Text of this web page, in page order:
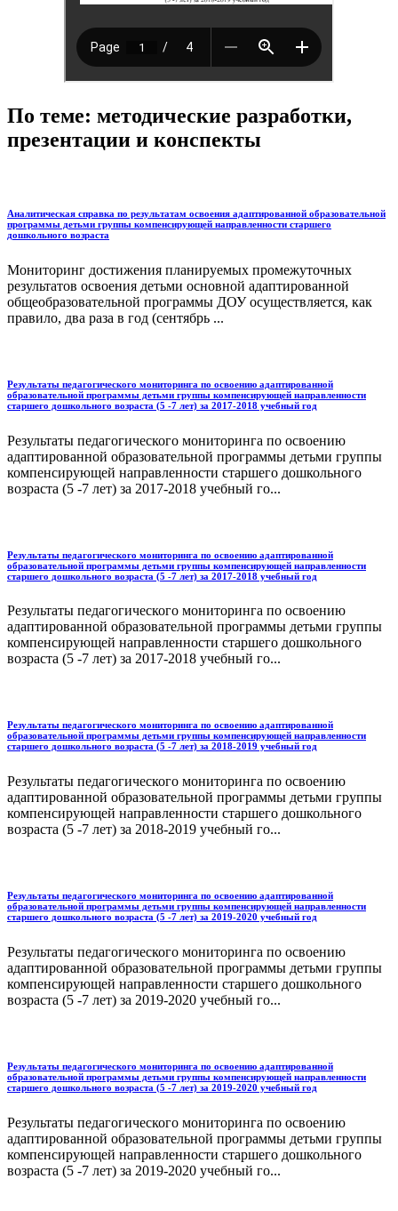
По теме: методические разработки,
презентации и конспекты
Аналитическая справка по результатам освоения адаптированной образовательной
программы детьми группы компенсирующей направленности старшего
дошкольного возраста
Мониторинг достижения планируемых про­межуточных
результатов освоения детьми основной адаптированной
общеобразовательной программы ДОУ осуществляется, как
правило, два раза в год (сентябрь ...
Результаты педагогического мониторинга по освоению адаптированной
образовательной программы детьми группы компенсирующей направленности
старшего дошкольного возраста (5 -7 лет) за 2017-2018 учебный год
Результаты педагогического мониторинга по освоению
адаптированной образовательной программы детьми группы
компенсирующей направленности старшего дошкольного
возраста (5 -7 лет) за 2017-2018 учебный го...
Результаты педагогического мониторинга по освоению адаптированной
образовательной программы детьми группы компенсирующей направленности
старшего дошкольного возраста (5 -7 лет) за 2017-2018 учебный год
Результаты педагогического мониторинга по освоению
адаптированной образовательной программы детьми группы
компенсирующей направленности старшего дошкольного
возраста (5 -7 лет) за 2017-2018 учебный го...
Результаты педагогического мониторинга по освоению адаптированной
образовательной программы детьми группы компенсирующей направленности
старшего дошкольного возраста (5 -7 лет) за 2018-2019 учебный год
Результаты педагогического мониторинга по освоению
адаптированной образовательной программы детьми группы
компенсирующей направленности старшего дошкольного
возраста (5 -7 лет) за 2018-2019 учебный го...
Результаты педагогического мониторинга по освоению адаптированной
образовательной программы детьми группы компенсирующей направленности
старшего дошкольного возраста (5 -7 лет) за 2019-2020 учебный год
Результаты педагогического мониторинга по освоению
адаптированной образовательной программы детьми группы
компенсирующей направленности старшего дошкольного
возраста (5 -7 лет) за 2019-2020 учебный го...
Результаты педагогического мониторинга по освоению адаптированной
образовательной программы детьми группы компенсирующей направленности
старшего дошкольного возраста (5 -7 лет) за 2019-2020 учебный год
Результаты педагогического мониторинга по освоению
адаптированной образовательной программы детьми группы
компенсирующей направленности старшего дошкольного
возраста (5 -7 лет) за 2019-2020 учебный го...